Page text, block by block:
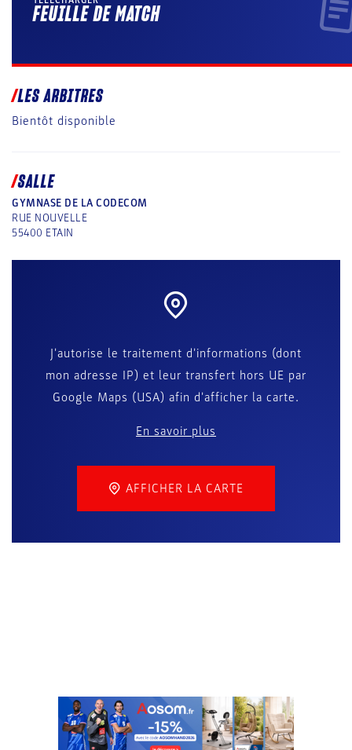
FEUILLE DE MATCH
LES ARBITRES
Bientôt disponible
SALLE
GYMNASE DE LA CODECOM
RUE NOUVELLE
55400 ETAIN
J'autorise le traitement d'informations (dont
mon adresse IP) et leur transfert hors UE par
Google Maps (USA) afin d'afficher la carte.
En savoir plus
AFFICHER LA CARTE